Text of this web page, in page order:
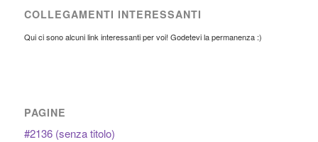
COLLEGAMENTI INTERESSANTI
Qui ci sono alcuni link interessanti per voi! Godetevi la permanenza :)
PAGINE
#2136 (senza titolo)